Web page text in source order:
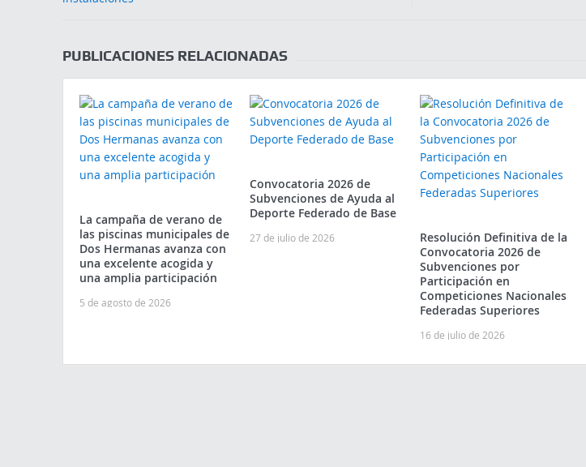
PUBLICACIONES RELACIONADAS
La campaña de verano de
las piscinas municipales de
Dos Hermanas avanza con
una excelente acogida y
una amplia participación
5 de agosto de 2026
Convocatoria 2026 de
Subvenciones de Ayuda al
Deporte Federado de Base
27 de julio de 2026
Resolución Definitiva de la
Convocatoria 2026 de
Subvenciones por
Participación en
Competiciones Nacionales
Federadas Superiores
16 de julio de 2026